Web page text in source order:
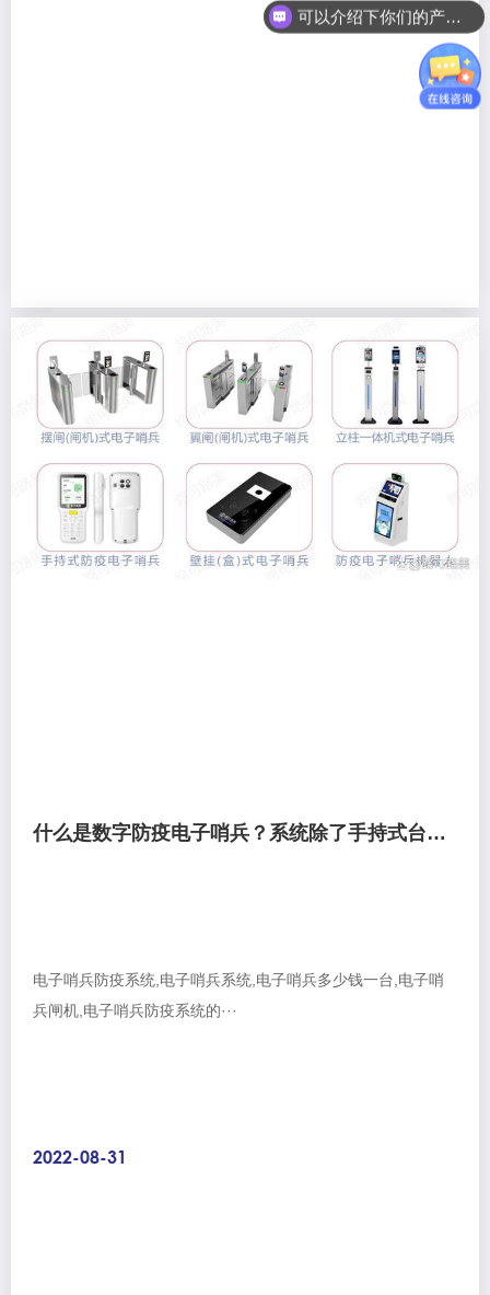
什么是数字防疫电子哨兵？系统除了手持式台式闸机一体式电子哨兵还有哪些？
电子哨兵防疫系统,电子哨兵系统,电子哨兵多少钱一台,电子哨
兵闸机,电子哨兵防疫系统的···
2022-08-31
可以介绍下你们的产品么？